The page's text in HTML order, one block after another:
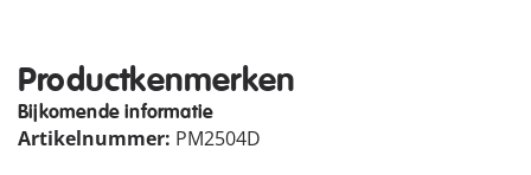
Productkenmerken
Bijkomende informatie
Artikelnummer: PM2504D